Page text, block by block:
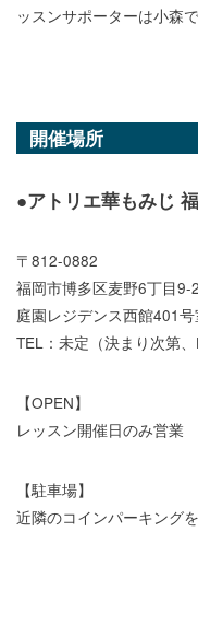
ッスンサポーターは小森
開催場所
●アトリエ華もみじ
〒812-0882
福岡市博多区麦野6丁目9-
庭園レジデンス西館401号
TEL：未定（決まり次第
【OPEN】
レッスン開催日のみ営業
【駐車場】
近隣のコインパーキング